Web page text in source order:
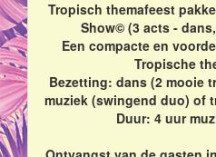
Tropisch themafeest
Show© (3 acts -
Een compacte en
Tropische
Bezetting: dans (2 mooie
muziek (swingend duo) of
Duur: 4 uur